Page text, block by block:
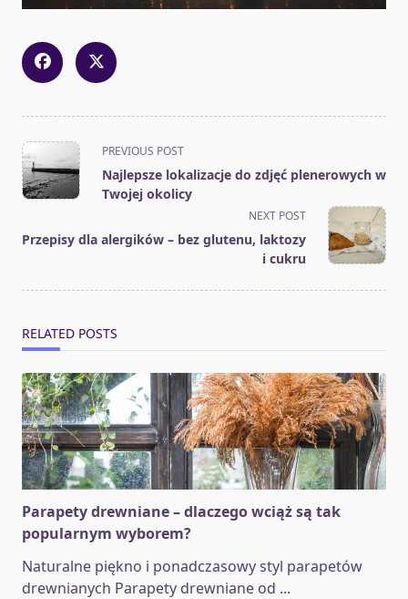
<span
class="nav-
subtitle
reader-
PREVIOUS POST
Najlepsze lokalizacje do zdjęć plenerowych w
Twojej okolicy
NEXT POST
Przepisy dla alergików – bez glutenu, laktozy
i cukru
RELATED POSTS
Parapety drewniane – dlaczego wciąż są tak
popularnym wyborem?
Naturalne piękno i ponadczasowy styl parapetów
drewnianych Parapety drewniane od ...